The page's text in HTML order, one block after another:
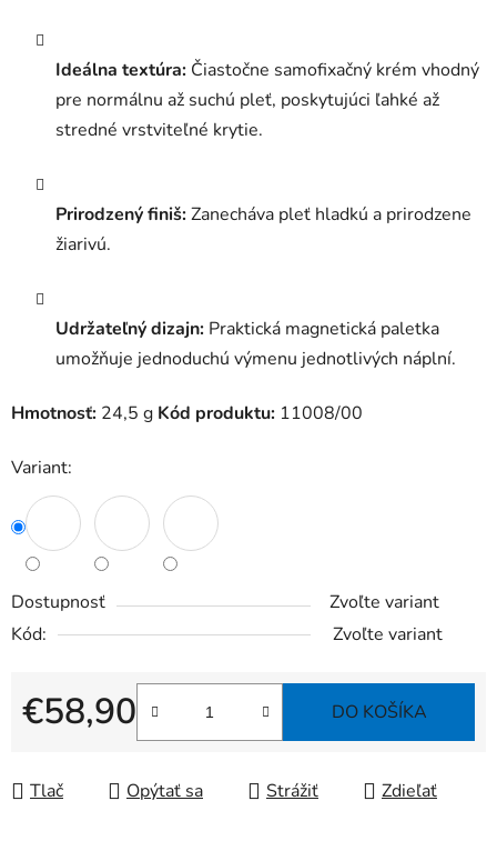
Ideálna textúra: Čiastočne samofixačný krém vhodný
pre normálnu až suchú pleť, poskytujúci ľahké až
stredné vrstviteľné krytie.
Prirodzený finiš:Zanecháva pleť hladkú a prirodzene
žiarivú.
Udržateľný dizajn: Praktická magnetická paletka
umožňuje jednoduchú výmenu jednotlivých náplní.
Hmotnosť: 24,5 g Kód produktu: 11008/00
Variant:
Dostupnosť
Zvoľte variant
Kód:
Zvoľte variant
€58,90
Jednotková cena:
DO KOŠÍKA
Tlač Opýtať sa Strážiť Zdieľať